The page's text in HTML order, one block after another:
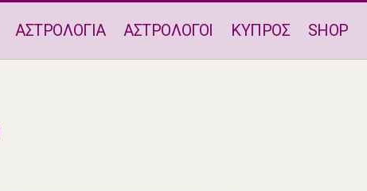
ΑΣΤΡΟΛΟΓΙΑ ΑΣΤΡΟΛΟΓΟΙ ΚΥΠΡΟΣ SHOP